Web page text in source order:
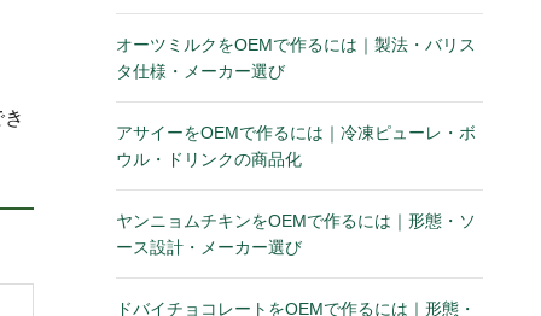
オーツミルクをOEMで作るには｜製法・バリス
タ仕様・メーカー選び
アサイーをOEMで作るには｜冷凍ピューレ・ボ
ウル・ドリンクの商品化
ヤンニョムチキンをOEMで作るには｜形態・ソ
ース設計・メーカー選び
ドバイチョコレートをOEMで作るには｜形態・